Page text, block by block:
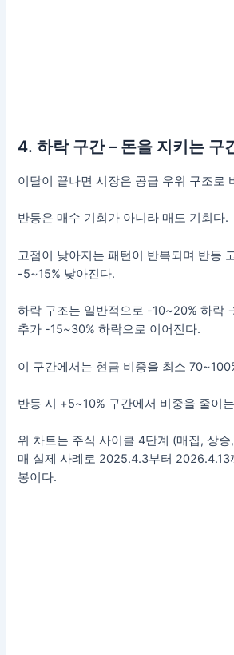
4. 하락 구간 – 돈을 지키는 구
이탈이 끝나면 시장은 공급 우위 구조로
반등은 매수 기회가 아니라 매도 기회다.
고점이 낮아지는 패턴이 반복되며 반등
-5~15% 낮아진다.
하락 구조는 일반적으로 -10~20% 하
추가 -15~30% 하락으로 이어진다.
이 구간에서는 현금 비중을 최소
반등 시 +5~10% 구간에서 비중을 줄이
위 차트는 주식 사이클 4단계 (매집, 상
매 실제 사례로 2025.4.3부터 2026.4.13
봉이다.